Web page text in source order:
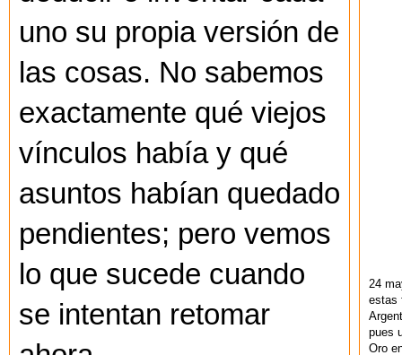
uno su propia versión de
las cosas. No sabemos
exactamente qué viejos
vínculos había y qué
asuntos habían quedado
pendientes; pero vemos
lo que sucede cuando
se intentan retomar
24
estas
pues
Oro